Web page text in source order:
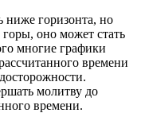
ниже горизонта, но
оно может стать
многие графики
времени
молитву до
времени.